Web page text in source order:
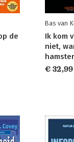
de
Bas van
Ik kom
niet,
€ 32,99